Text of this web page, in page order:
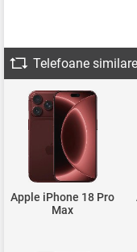
Telefoane similare
Apple iPhone 18 Pro
Max